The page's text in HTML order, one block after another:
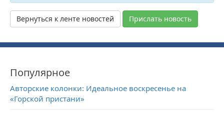
Вернуться к ленте новостей Прислать новость
Популярное
Авторские колонки: Идеальное воскресенье на
«Горской пристани»